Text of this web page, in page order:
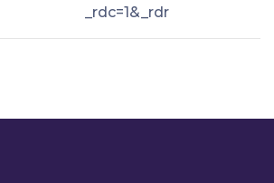
_rdc=1&_rdr